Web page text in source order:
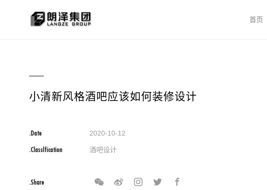
首页
小清新风格酒吧应该如何装修设计
.Date 2020-10-12
.Classlfication 酒吧设计
.Share